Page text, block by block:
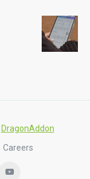
DragonAddon
Careers